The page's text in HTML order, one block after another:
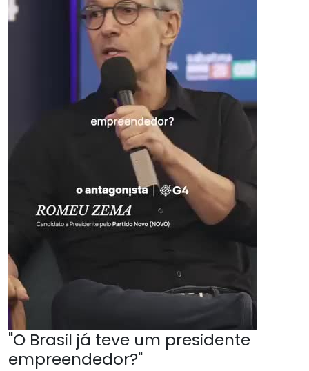
"O Brasil já teve um presidente
empreendedor?"